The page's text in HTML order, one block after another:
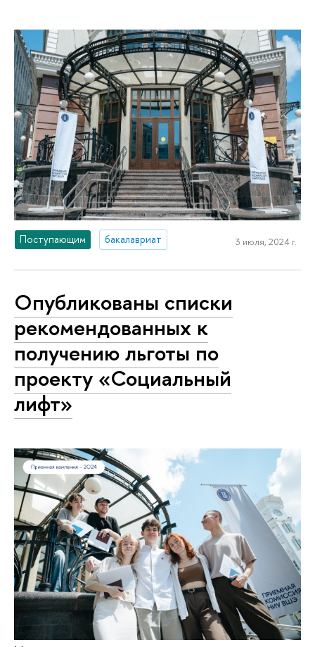
Поступающим бакалавриат 3 июля, 2024 г.
Опубликованы списки
рекомендованных к
получению льготы по
проекту «Социальный
лифт»